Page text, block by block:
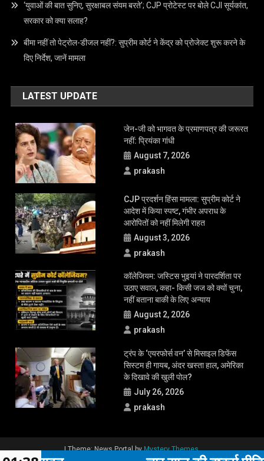
‘युवाओं की बात सुनिए, सुरक्षाबल संयम बरते’; CJP प्रोटेस्ट पर बोले CJI सूर्यकांत,
सरकार को क्या सलाह?
बीमा नहीं तो पेट्रोल-डीजल नहीं?: सुप्रीम कोर्ट ने केंद्र को प्रोजेक्ट शुरू करने के
दिए निर्देश, जानें मामला
LATEST UPDATE
जेन-जी को भागवत के प्रमाणपत्र की जरूरत
नहीं: प्रियंका गांधी
August 7, 2026
prakash
CJP प्रदर्शन हिंसा मामला: सुप्रीम कोर्ट ने
आदेश में किया स्पष्ट, गंभीर अपराध के
आरोपितों को नहीं मिलेगी राहत
August 3, 2026
prakash
कॉलेजियम: जस्टिस भुइयां ने पारदर्शिता पर
उठाए सवाल, कहा- किसी जज को क्यों चुना,
नहीं बताना बाकी के लिए अन्याय
August 2, 2026
prakash
ट्रंप के ‘एयरफोर्स वन’ से मिसाइल डिफेंस
सिस्टम ही गायब, अंदर खस्ता हाल, अमेरिका
के दिखावे की खुली पोल?
July 26, 2026
prakash
|Theme: News Portal byMystery Themes.